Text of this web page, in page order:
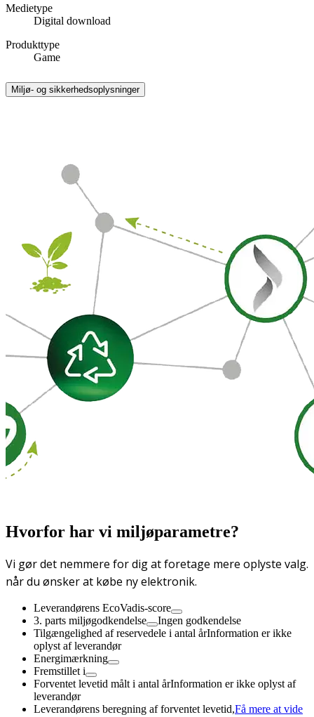
Medietype
Digital download
Produkttype
Game
Miljø- og sikkerhedsoplysninger
Hvorfor har vi miljøparametre?
Vi gør det nemmere for dig at foretage mere oplyste valg.
når du ønsker at købe ny elektronik.
Leverandørens EcoVadis-score
3. parts miljøgodkendelse
Ingen godkendelse
Tilgængelighed af reservedele i antal årInformation er ikke
oplyst af leverandør
Energimærkning
Fremstillet i
Forventet levetid målt i antal årInformation er ikke oplyst af
leverandør
Leverandørens beregning af forventet levetid,Få mere at vide